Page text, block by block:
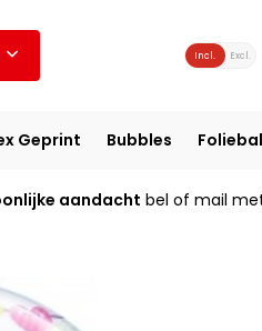
Incl. Excl.
Geprint Bubbles
aandacht bel of mail